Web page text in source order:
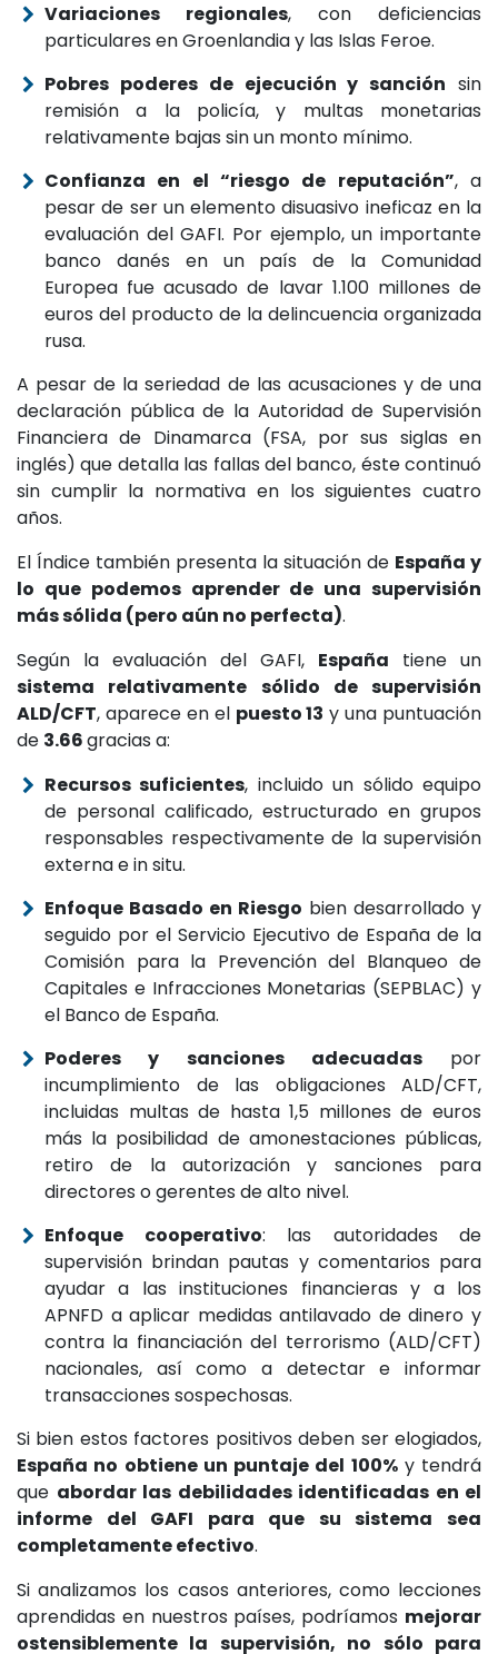
Variaciones regionales, con deficiencias
particulares en Groenlandia y las Islas Feroe.
Pobres poderes de ejecución y sanción sin
remisión a la policía, y multas monetarias
relativamente bajas sin un monto mínimo.
Confianza en el “riesgo de reputación”, a
pesar de ser un elemento disuasivo ineficaz en la
evaluación del GAFI. Por ejemplo, un importante
banco danés en un país de la Comunidad
Europea fue acusado de lavar 1.100 millones de
euros del producto de la delincuencia organizada
rusa.
A pesar de la seriedad de las acusaciones y de una
declaración pública de la Autoridad de Supervisión
Financiera de Dinamarca (FSA, por sus siglas en
inglés) que detalla las fallas del banco, éste continuó
sin cumplir la normativa en los siguientes cuatro
años.
El Índice también presenta la situación de España y
lo que podemos aprender de una supervisión
más sólida (pero aún no perfecta).
Según la evaluación del GAFI, España tiene un
sistema relativamente sólido de supervisión
ALD/CFT, aparece en el puesto 13 y una puntuación
de 3.66gracias a:
Recursos suficientes, incluido un sólido equipo
de personal calificado, estructurado en grupos
responsables respectivamente de la supervisión
externa e in situ.
Enfoque Basado en Riesgo bien desarrollado y
seguido por el Servicio Ejecutivo de España de la
Comisión para la Prevención del Blanqueo de
Capitales e Infracciones Monetarias (SEPBLAC) y
el Banco de España.
Poderes y sanciones adecuadaspor
incumplimiento de las obligaciones ALD/CFT,
incluidas multas de hasta 1,5 millones de euros
más la posibilidad de amonestaciones públicas,
retiro de la autorización y sanciones para
directores o gerentes de alto nivel.
Enfoque cooperativo: las autoridades de
supervisión brindan pautas y comentarios para
ayudar a las instituciones financieras y a los
APNFD a aplicar medidas antilavado de dinero y
contra la financiación del terrorismo (ALD/CFT)
nacionales, así como a detectar e informar
transacciones sospechosas.
Si bien estos factores positivos deben ser elogiados,
España no obtiene un puntaje del 100%y tendrá
que abordar las debilidades identificadas en el
informe del GAFI para que su sistema sea
completamente efectivo.
Si analizamos los casos anteriores, como lecciones
aprendidas en nuestros países, podríamos mejorar
ostensiblemente la supervisión, no sólo para